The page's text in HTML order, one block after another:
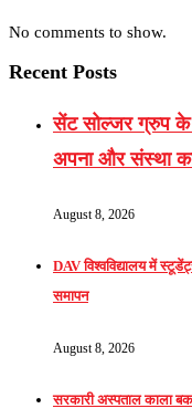
No comments to show.
Recent Posts
सेंट सोल्जर ग्रुप के
अपना और संस्था
August 8, 2026
DAV विश्वविद्यालय में
समापन
August 8, 2026
सरकारी अस्पताल काला